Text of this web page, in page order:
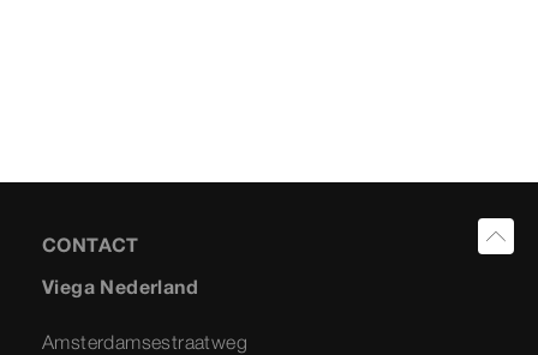
CONTACT
Viega Nederland
Amsterdamsestraatweg